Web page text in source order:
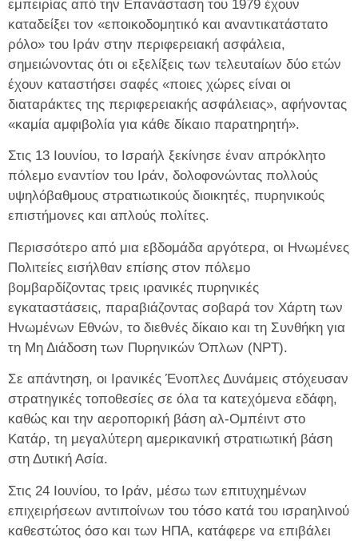
εμπειρίας από την Επανάσταση του 1979 έχουν
καταδείξει τον «εποικοδομητικό και αναντικατάστατο
ρόλο» του Ιράν στην περιφερειακή ασφάλεια,
σημειώνοντας ότι οι εξελίξεις των τελευταίων δύο ετών
έχουν καταστήσει σαφές «ποιες χώρες είναι οι
διαταράκτες της περιφερειακής ασφάλειας», αφήνοντας
«καμία αμφιβολία για κάθε δίκαιο παρατηρητή».
Στις 13 Ιουνίου, το Ισραήλ ξεκίνησε έναν απρόκλητο
πόλεμο εναντίον του Ιράν, δολοφονώντας πολλούς
υψηλόβαθμους στρατιωτικούς διοικητές, πυρηνικούς
επιστήμονες και απλούς πολίτες.
Περισσότερο από μια εβδομάδα αργότερα, οι Ηνωμένες
Πολιτείες εισήλθαν επίσης στον πόλεμο
βομβαρδίζοντας τρεις ιρανικές πυρηνικές
εγκαταστάσεις, παραβιάζοντας σοβαρά τον Χάρτη των
Ηνωμένων Εθνών, το διεθνές δίκαιο και τη Συνθήκη για
τη Μη Διάδοση των Πυρηνικών Όπλων (NPT).
Σε απάντηση, οι Ιρανικές Ένοπλες Δυνάμεις στόχευσαν
στρατηγικές τοποθεσίες σε όλα τα κατεχόμενα εδάφη,
καθώς και την αεροπορική βάση αλ-Ομπέιντ στο
Κατάρ, τη μεγαλύτερη αμερικανική στρατιωτική βάση
στη Δυτική Ασία.
Στις 24 Ιουνίου, το Ιράν, μέσω των επιτυχημένων
επιχειρήσεων αντιποίνων του τόσο κατά του ισραηλινού
καθεστώτος όσο και των ΗΠΑ, κατάφερε να επιβάλει